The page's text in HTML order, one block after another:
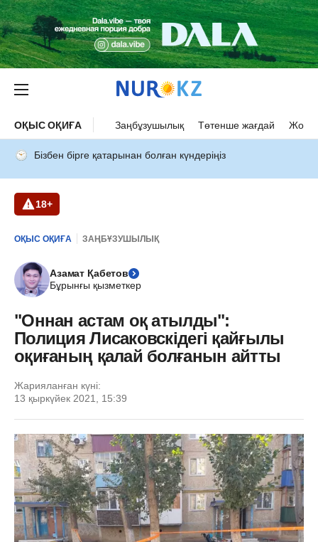
ОҚЫС ОҚИҒА Заңбұзушылық Төтенше жағдай Жол
Бізбен бірге қатарынан болған күндеріңіз
18+
ОҚЫС ОҚИҒА ЗАҢБҰЗУШЫЛЫҚ
Азамат Қабетов
Бұрынғы қызметкер
"Оннан астам оқ атылды":
Полиция Лисаковскідегі қайғылы
оқиғаның қалай болғанын айтты
Жарияланған күні:
13 қыркүйек 2021, 15:39